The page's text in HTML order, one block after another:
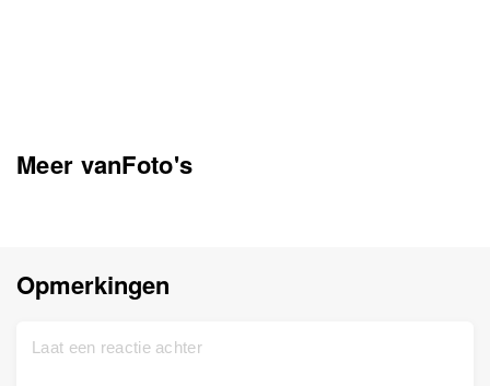
Meer vanFoto's
Opmerkingen